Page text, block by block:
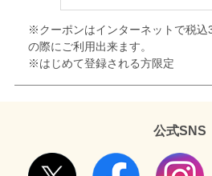
※クーポンはインターネットで税込
の際にご利用出来ます。
※はじめて登録される方限定
公式SNS